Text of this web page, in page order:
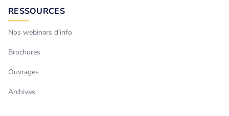
RESSOURCES
Nos webinars d’info
Brochures
Ouvrages
Archives